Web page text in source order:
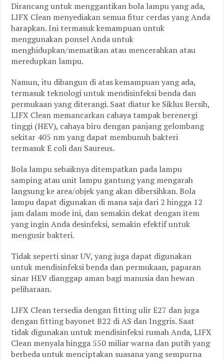
Dirancang untuk menggantikan bola lampu yang ada,
LIFX Clean menyediakan semua fitur cerdas yang Anda
harapkan. Ini termasuk kemampuan untuk
menggunakan ponsel Anda untuk
menghidupkan/mematikan atau mencerahkan atau
meredupkan lampu.
Namun, itu dibangun di atas kemampuan yang ada,
termasuk teknologi untuk mendisinfeksi benda dan
permukaan yang diterangi. Saat diatur ke Siklus Bersih,
LIFX Clean memancarkan cahaya tampak berenergi
tinggi (HEV), cahaya biru dengan panjang gelombang
sekitar 405 nm yang dapat membunuh bakteri
termasuk E coli dan Saureus.
Bola lampu sebaiknya ditempatkan pada lampu
samping atau unit lampu gantung yang mengarah
langsung ke area/objek yang akan dibersihkan. Bola
lampu dapat digunakan di mana saja dari 2 hingga 12
jam dalam mode ini, dan semakin dekat dengan item
yang ingin Anda desinfeksi, semakin efektif untuk
mengusir bakteri.
Tidak seperti sinar UV, yang juga dapat digunakan
untuk mendisinfeksi benda dan permukaan, paparan
sinar HEV dianggap aman bagi manusia dan hewan
peliharaan.
LIFX Clean tersedia dengan fitting ulir E27 dan juga
dengan fitting bayonet B22 di AS dan Inggris. Saat
tidak digunakan untuk mendisinfeksi rumah Anda, LIFX
Clean menyala hingga 550 miliar warna dan putih yang
berbeda untuk menciptakan suasana yang sempurna